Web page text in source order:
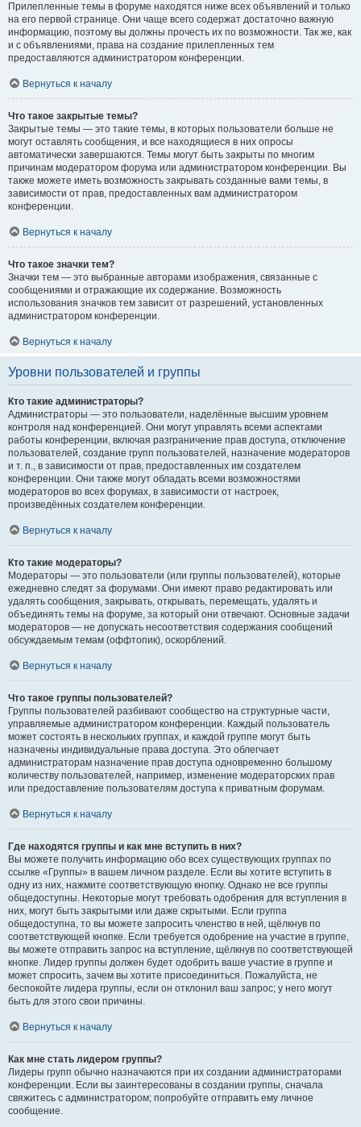
Прилепленные темы в форуме находятся ниже всех объявлений и только
на его первой странице. Они чаще всего содержат достаточно важную
информацию, поэтому вы должны прочесть их по возможности. Так же, как
и с объявлениями, права на создание прилепленных тем
предоставляются администратором конференции.
Вернуться к началу
Что такое закрытые темы?
Закрытые темы — это такие темы, в которых пользователи больше не
могут оставлять сообщения, и все находящиеся в них опросы
автоматически завершаются. Темы могут быть закрыты по многим
причинам модератором форума или администратором конференции. Вы
также можете иметь возможность закрывать созданные вами темы, в
зависимости от прав, предоставленных вам администратором
конференции.
Вернуться к началу
Что такое значки тем?
Значки тем — это выбранные авторами изображения, связанные с
сообщениями и отражающие их содержание. Возможность
использования значков тем зависит от разрешений, установленных
администратором конференции.
Вернуться к началу
Уровни пользователей и группы
Кто такие администраторы?
Администраторы — это пользователи, наделённые высшим уровнем
контроля над конференцией. Они могут управлять всеми аспектами
работы конференции, включая разграничение прав доступа, отключение
пользователей, создание групп пользователей, назначение модераторов
и т. п., в зависимости от прав, предоставленных им создателем
конференции. Они также могут обладать всеми возможностями
модераторов во всех форумах, в зависимости от настроек,
произведённых создателем конференции.
Вернуться к началу
Кто такие модераторы?
Модераторы — это пользователи (или группы пользователей), которые
ежедневно следят за форумами. Они имеют право редактировать или
удалять сообщения, закрывать, открывать, перемещать, удалять и
объединять темы на форуме, за который они отвечают. Основные задачи
модераторов — не допускать несоответствия содержания сообщений
обсуждаемым темам (оффтопик), оскорблений.
Вернуться к началу
Что такое группы пользователей?
Группы пользователей разбивают сообщество на структурные части,
управляемые администратором конференции. Каждый пользователь
может состоять в нескольких группах, и каждой группе могут быть
назначены индивидуальные права доступа. Это облегчает
администраторам назначение прав доступа одновременно большому
количеству пользователей, например, изменение модераторских прав
или предоставление пользователям доступа к приватным форумам.
Вернуться к началу
Где находятся группы и как мне вступить в них?
Вы можете получить информацию обо всех существующих группах по
ссылке «Группы» в вашем личном разделе. Если вы хотите вступить в
одну из них, нажмите соответствующую кнопку. Однако не все группы
общедоступны. Некоторые могут требовать одобрения для вступления в
них, могут быть закрытыми или даже скрытыми. Если группа
общедоступна, то вы можете запросить членство в ней, щёлкнув по
соответствующей кнопке. Если требуется одобрение на участие в группе,
вы можете отправить запрос на вступление, щёлкнув по соответствующей
кнопке. Лидер группы должен будет одобрить ваше участие в группе и
может спросить, зачем вы хотите присоединиться. Пожалуйста, не
беспокойте лидера группы, если он отклонил ваш запрос; у него могут
быть для этого свои причины.
Вернуться к началу
Как мне стать лидером группы?
Лидеры групп обычно назначаются при их создании администраторами
конференции. Если вы заинтересованы в создании группы, сначала
свяжитесь с администратором; попробуйте отправить ему личное
сообщение.